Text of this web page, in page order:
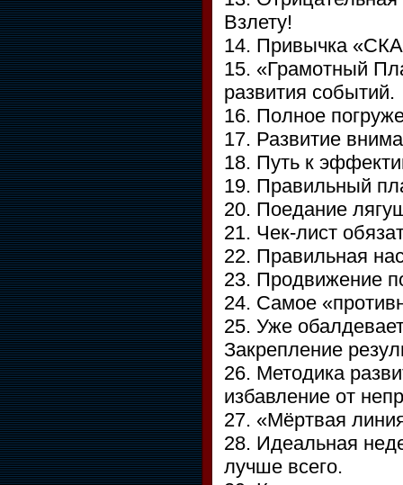
Взлету!
14. Привычка
15. «Грамотный
развития событий.
16. Полное
17. Развитие
18. Путь к
19. Правильный
20. Поедание
21. Чек-лист
22. Правильная
23. Продвижение
24. Самое
25. Уже
Закрепление
26. Методика
избавление от
27. «Мёртвая
28. Идеальная
лучше всего.